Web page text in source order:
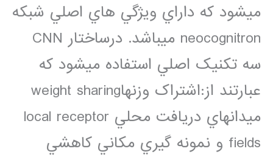
ميشود که داراي ويژگي هاي اصلي شبکه
neocognitron ميباشد. درساختار CNN
سه تکنيک اصلي استفاده ميشود که
عبارتند از:اشتراک وزنهاweight sharing
ميدانهاي دريافت محلي local receptor
fields و نمونه گيري مکاني کاهشي